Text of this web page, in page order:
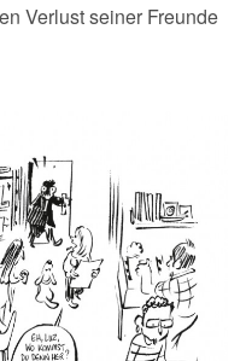
Verlust seiner Freunde